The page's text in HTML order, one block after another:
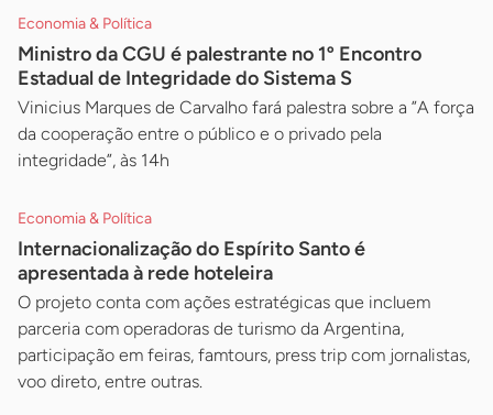
Economia & Política
Ministro da CGU é palestrante no 1º Encontro
Estadual de Integridade do Sistema S
Vinicius Marques de Carvalho fará palestra sobre a ”A força
da cooperação entre o público e o privado pela
integridade”, às 14h
Economia & Política
Internacionalização do Espírito Santo é
apresentada à rede hoteleira
O projeto conta com ações estratégicas que incluem
parceria com operadoras de turismo da Argentina,
participação em feiras, famtours, press trip com jornalistas,
voo direto, entre outras.